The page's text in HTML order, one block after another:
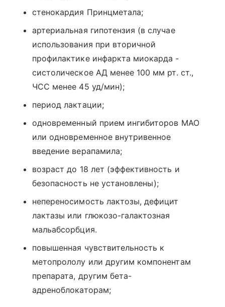
стенокардия Принцметала;
артериальная гипотензия (в случае
использования при вторичной
профилактике инфаркта миокарда -
систолическое АД менее 100 мм рт. ст.,
ЧСС менее 45 уд/мин);
период лактации;
одновременный прием ингибиторов МАО
или одновременное внутривенное
введение верапамила;
возраст до 18 лет (эффективность и
безопасность не установлены);
непереносимость лактозы, дефицит
лактазы или глюкозо-галактозная
мальабсорбция.
повышенная чувствительность к
метопрололу или другим компонентам
препарата, другим бета-
адреноблокаторам;